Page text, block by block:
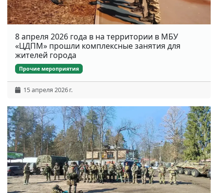
8 апреля 2026 года в на территории в МБУ
«ЦДПМ» прошли комплексные занятия для
жителей города
Прочие мероприятия
15 апреля 2026 г.